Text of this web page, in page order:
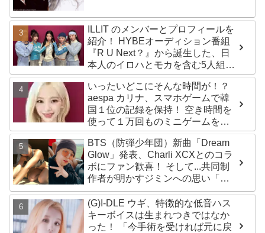
ILLIT のメンバーとプロフィールを
紹介！ HYBEオーディション番組
『R U Next？』から誕生した、日
本人のイロハとモカを含む5人組ガ
ールズグループ！ デビュー曲
「Magnetic」がいきなりの大ヒッ
ト
いったいどこにそんな時間が！？
aespa カリナ、スマホゲームで韓
国１位の記録を保持！ 空き時間を
使って１万回ものミニゲームをク
リア「芸能人たちが時間がないと
言っているのは全部嘘」
BTS（防弾少年団）新曲「Dream
Glow」発表、Charli XCXとのコラ
ボにファン歓喜！ そして...共同制
作者が明かすジミンへの思い「彼
の夢、そして彼の絶望から生まれ
た歌」
(G)I-DLE ウギ、特徴的な低音ハス
キーボイスは生まれつきではなか
った！ 「今手術を受ければ元に戻